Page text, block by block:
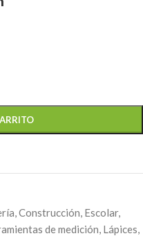
,Construcción, Escolar,
de medición, Lápices,